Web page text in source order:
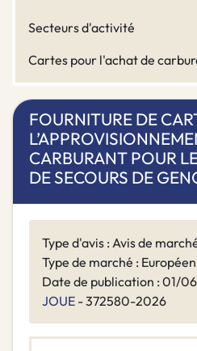
Secteurs d'activité
Cartes pour l'achat de
FOURNITURE DE
CARBURANT POUR
DE SECOURS DE
Type d'avis : Avis de
Type de marché : Européen
Date de publication : 01/
JOUE - 372580-2026